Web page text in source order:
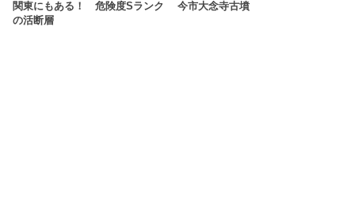
関東にもある！ 危険度Sランク
の活断層
今市大念寺古墳